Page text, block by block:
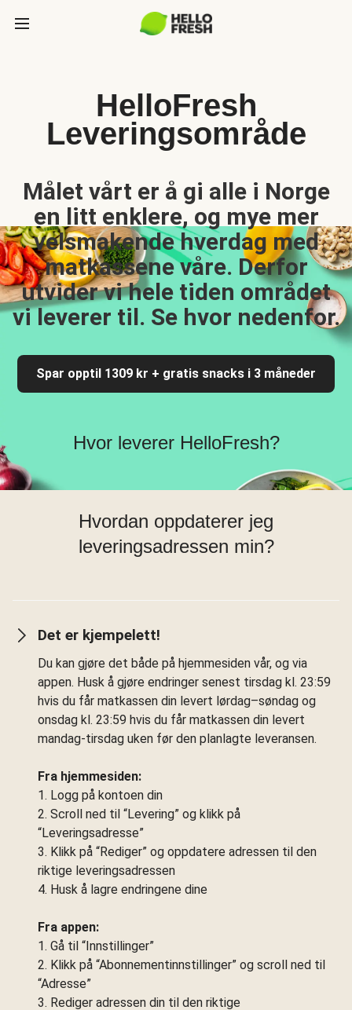
HelloFresh
Leveringsområde
Målet vårt er å gi alle i Norge
en litt enklere, og mye mer
velsmakende hverdag med
matkassene våre. Derfor
utvider vi hele tiden området
vi leverer til. Se hvor nedenfor.
Spar opptil 1309 kr + gratis snacks i 3 måneder
Hvor leverer HelloFresh?
Hvordan oppdaterer jeg
leveringsadressen min?
Det er kjempelett!
Du kan gjøre det både på hjemmesiden vår, og via
appen. Husk å gjøre endringer senest tirsdag kl. 23:59
hvis du får matkassen din levert lørdag–søndag og
onsdag kl. 23:59 hvis du får matkassen din levert
mandag-tirsdag uken før den planlagte leveransen.
Fra hjemmesiden:
1. Logg på kontoen din
2. Scroll ned til “Levering” og klikk på
“Leveringsadresse”
3. Klikk på “Rediger” og oppdatere adressen til den
riktige leveringsadressen
4. Husk å lagre endringene dine
Fra appen:
1. Gå til “Innstillinger”
2. Klikk på “Abonnementinnstillinger” og scroll ned til
“Adresse”
3. Rediger adressen din til den riktige